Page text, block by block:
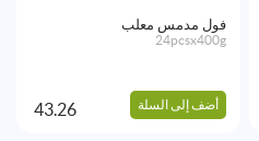
فول مدمس معلب
24pcsx400g
أضف إلى السلة 43.26